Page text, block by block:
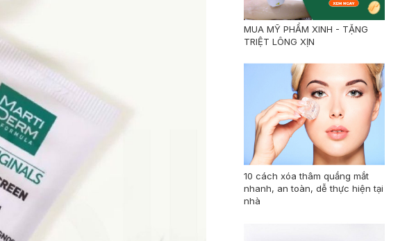
MUA MỸ PHẨM XINH - TẶNG
TRIỆT LÔNG XỊN
10 cách xóa thâm quầng mắt
nhanh, an toàn, dễ thực hiện tại
nhà